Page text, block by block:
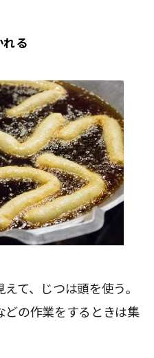
れる
て、じつは頭を使う。
どの作業をするときは集